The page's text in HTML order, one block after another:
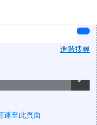
進階搜尋